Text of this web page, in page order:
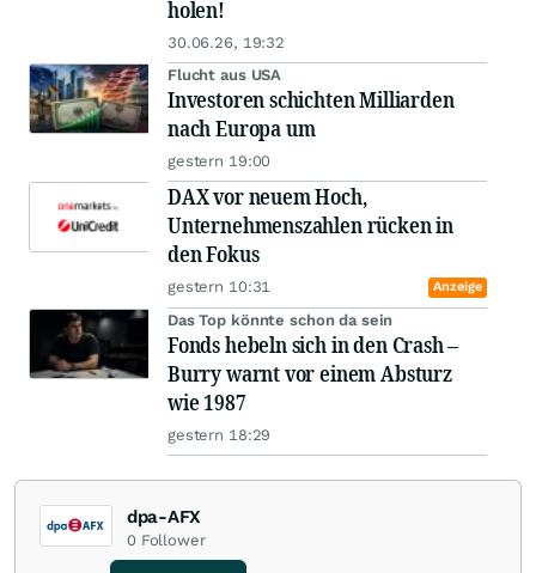
holen!
30.06.26, 19:32
Flucht aus USA
Investoren schichten Milliarden
nach Europa um
gestern 19:00
DAX vor neuem Hoch,
Unternehmenszahlen rücken in
den Fokus
gestern 10:31 Anzeige
Das Top könnte schon da sein
Fonds hebeln sich in den Crash –
Burry warnt vor einem Absturz
wie 1987
gestern 18:29
dpa-AFX
0 Follower